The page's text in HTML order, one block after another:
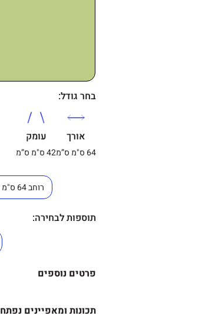
בחר גודל:
אורך
64 ס"מ ס”מ
עומק
42 ס"מ ס”מ
תוספות לבחירה:
פרטים נוספים
תכונות ומאפיינים נפתח